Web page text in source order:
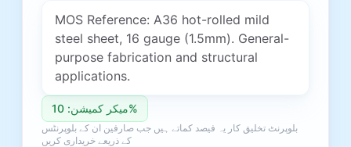
MOS Reference: A36 hot-rolled mild
steel sheet, 16 gauge (1.5mm). General-
purpose fabrication and structural
applications.
میکر کمیشن: 10%
بلوپرنٹ تخلیق کار یہ فیصد کماتے ہیں جب صارفین ان کے بلوپرنٹس
کے ذریعے خریداری کریں